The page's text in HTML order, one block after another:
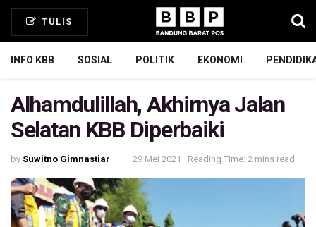
TULIS
INFO KBB SOSIAL POLITIK EKONOMI
Alhamdulillah, Akhirnya Jalan
Selatan KBB Diperbaiki
by Suwitno Gimnastiar 29 Mei 2021 Reading Time: 2 mins read